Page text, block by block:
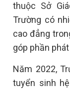
thuộc Sở
Trường có
cao đẳng
góp phần
Năm 2022,
tuyển sinh